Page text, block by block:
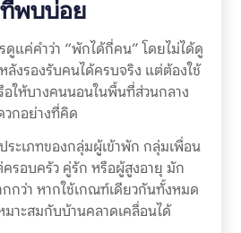
พบบ่อย
แค่คำว่า “พักได้กี่คน” โดยไม่ได้ดู
ลังรองรับคนได้ครบจริง แต่ต้องใช้
ให้บางคนนอนในพื้นที่ส่วนกลาง
วกอย่างที่คิด
ะเภทของกลุ่มผู้เข้าพัก กลุ่มเพื่อน
รอบครัว คู่รัก หรือผู้สูงอายุ มัก
กว่า หากใช้เกณฑ์เดียวกันทั้งหมด
มาะสมกับบ้านคลาดเคลื่อนได้